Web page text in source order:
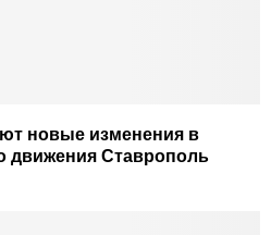
новые изменения в
движения Ставрополь